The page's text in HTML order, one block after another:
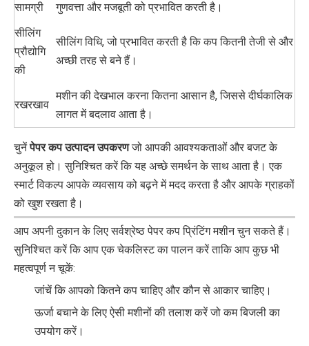
सामग्री
गुणवत्ता और मजबूती को प्रभावित करती है।
सीलिंग
प्रौद्योगि
की
सीलिंग विधि, जो प्रभावित करती है कि कप कितनी तेजी से और
अच्छी तरह से बने हैं।
रखरखाव
मशीन की देखभाल करना कितना आसान है, जिससे दीर्घकालिक
लागत में बदलाव आता है।
चुनेंपेपर कप उत्पादन उपकरणजो आपकी आवश्यकताओं और बजट के
अनुकूल हो। सुनिश्चित करें कि यह अच्छे समर्थन के साथ आता है। एक
स्मार्ट विकल्प आपके व्यवसाय को बढ़ने में मदद करता है और आपके ग्राहकों
को खुश रखता है।
आप अपनी दुकान के लिए सर्वश्रेष्ठ पेपर कप प्रिंटिंग मशीन चुन सकते हैं।
सुनिश्चित करें कि आप एक चेकलिस्ट का पालन करें ताकि आप कुछ भी
महत्वपूर्ण न चूकें:
जांचें कि आपको कितने कप चाहिए और कौन से आकार चाहिए।
ऊर्जा बचाने के लिए ऐसी मशीनों की तलाश करें जो कम बिजली का
उपयोग करें।